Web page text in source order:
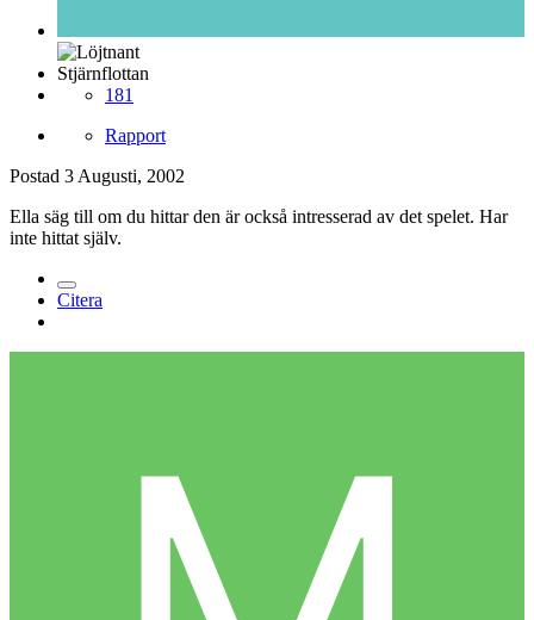
Stjärnflottan
181
Rapport
Postad 3 Augusti, 2002
Ella säg till om du hittar den är också intresserad av det spelet. Har
inte hittat själv.
Citera